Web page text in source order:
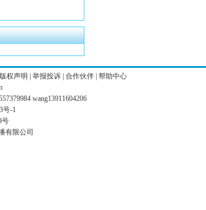
版权声明 举报投诉| 合作伙伴| 帮助中心
wang13911604206
号-1
号
有限公司